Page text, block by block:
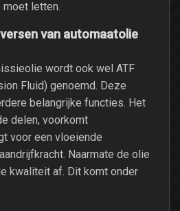
letten.
van automaatolie
wordt ook wel ATF
Fluid) genoemd. Deze
belangrijke functies. Het
delen, voorkomt
voor een vloeiende
Naarmate de olie
kwaliteit af. Dit komt onder